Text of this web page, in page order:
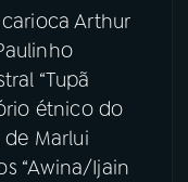
Arthur
“Tupã
étnico do
de Marlui
“Awina/Ijain